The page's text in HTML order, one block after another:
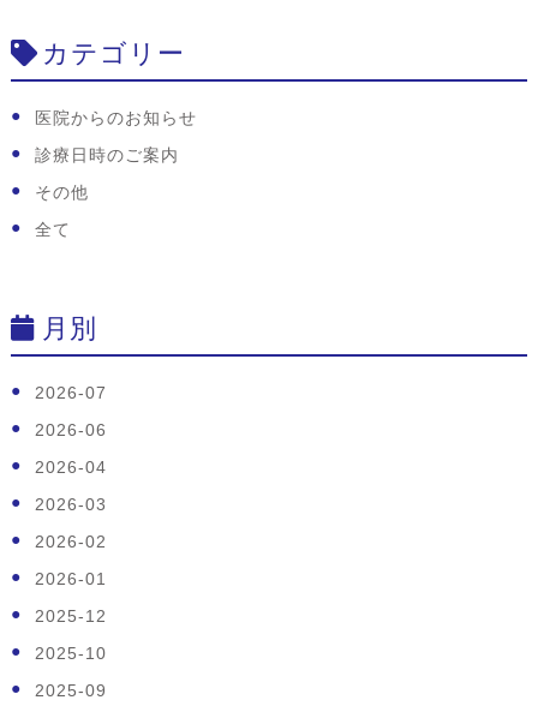
カテゴリー
医院からのお知らせ
診療日時のご案内
その他
全て
月別
2026-07
2026-06
2026-04
2026-03
2026-02
2026-01
2025-12
2025-10
2025-09